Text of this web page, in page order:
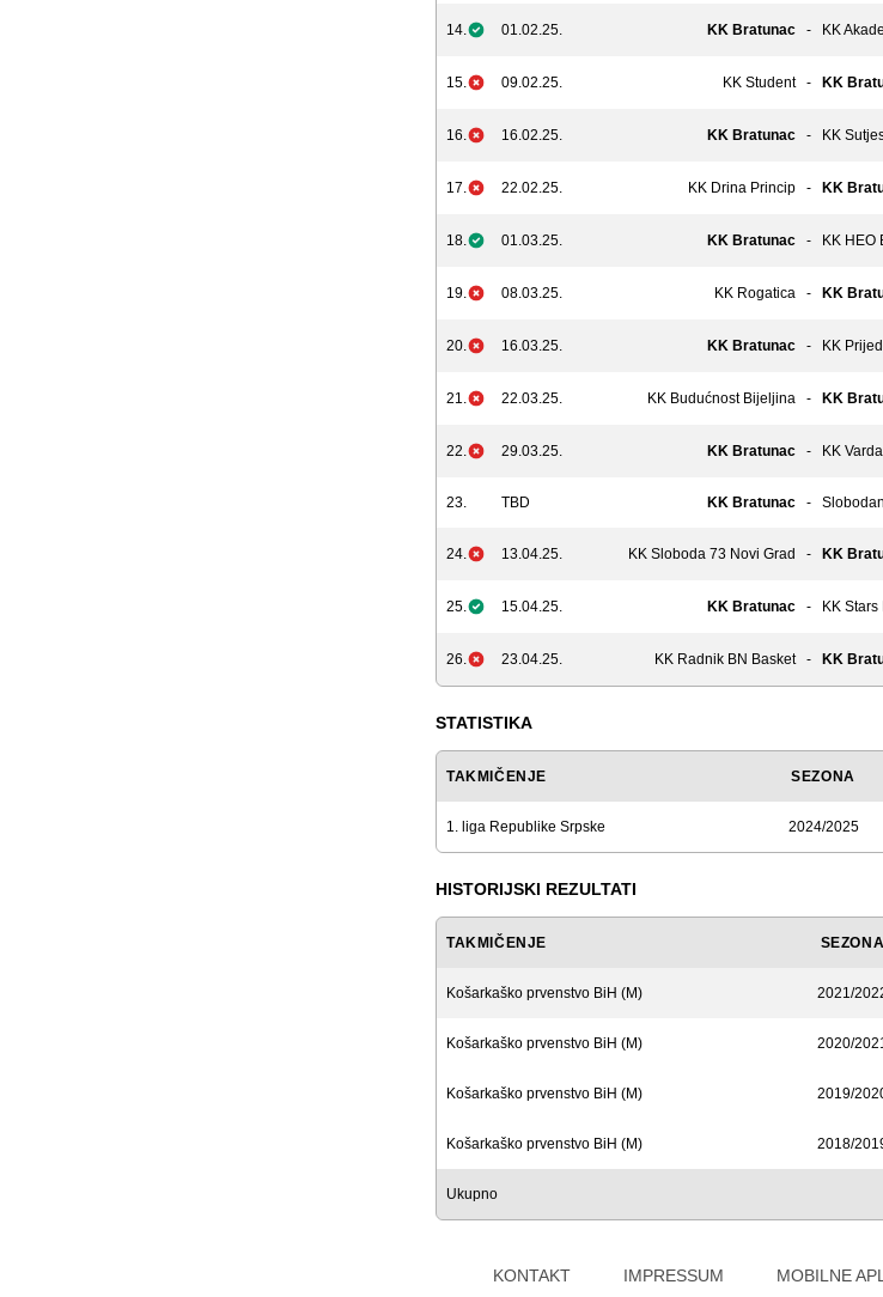
14. 01.02.25. KK Bratunac - KK
15. 09.02.25. KK Student - KK
16. 16.02.25. KK Bratunac - KK
17. 22.02.25. KK Drina Princip - KK
18. 01.03.25. KK Bratunac - KK HEO
19. 08.03.25. KK Rogatica - KK
20. 16.03.25. KK Bratunac - KK
21. 22.03.25. KK Budućnost Bijeljina - KK
22. 29.03.25. KK Bratunac - KK
23. TBD KK Bratunac - Slobodan
24. 13.04.25. KK Sloboda 73 Novi Grad - KK
25. 15.04.25. KK Bratunac - KK Stars
26. 23.04.25. KK Radnik BN Basket - KK
STATISTIKA
TAKMIČENJE SEZONA
1. liga Republike Srpske 2024/2025
HISTORIJSKI REZULTATI
TAKMIČENJE SEZONA
Košarkaško prvenstvo BiH (M) 2021/
Košarkaško prvenstvo BiH (M) 2020/
Košarkaško prvenstvo BiH (M) 2019/
Košarkaško prvenstvo BiH (M) 2018/
Ukupno
KONTAKT IMPRESSUM MOBILNE